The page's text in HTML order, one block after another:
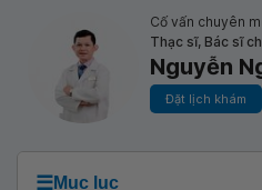
Cố vấn chuyên
Thạc sĩ, Bác sĩ
Nguyễn
Đặt lịch khám
☰Mục lục